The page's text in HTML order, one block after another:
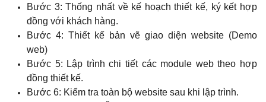
Bước 3: Thống nhất về kế hoạch thiết kế, ký kết hợp
đồng với khách hàng.
Bước 4: Thiết kế bản vẽ giao diện website (Demo
web)
Bước 5: Lập trình chi tiết các module web theo hợp
đồng thiết kế.
Bước 6: Kiểm tra toàn bộ website sau khi lập trình.